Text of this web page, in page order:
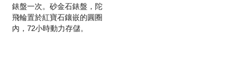
錶盤一次。砂金石錶盤，陀
飛輪置於紅寶石鑲嵌的圓圈
內，72小時動力存儲。